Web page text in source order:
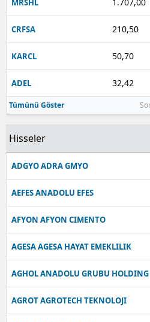
MRSHL
CRFSA 210,50
KARCL 50,70
ADEL 32,42
Tümünü Göster
Hisseler
ADGYO ADRA GMYO
AEFES ANADOLU EFES
AFYON AFYON CIMENTO
AGESA AGESA HAYAT EMEKLILIK
AGHOL ANADOLU GRUBU HOLDING
AGROT AGROTECH TEKNOLOJI